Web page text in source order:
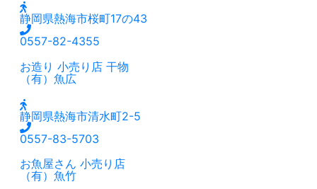
静岡県熱海市桜町17の43
0557-82-4355
お造り 小売り店 干物
（有）魚広
静岡県熱海市清水町2-5
0557-83-5703
お魚屋さん 小売り店
（有）魚竹